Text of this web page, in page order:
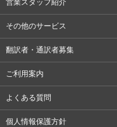
営業スタッフ紹介
その他のサービス
翻訳者・通訳者募集
ご利用案内
よくある質問
個人情報保護方針